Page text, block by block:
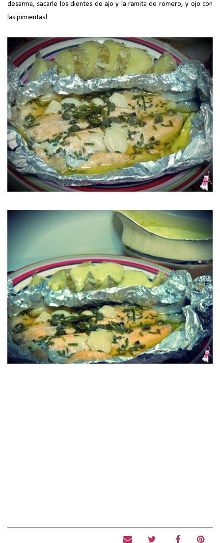
desarma, sacarle los dientes de ajo y la ramita de romero, y ojo con
las pimientas!